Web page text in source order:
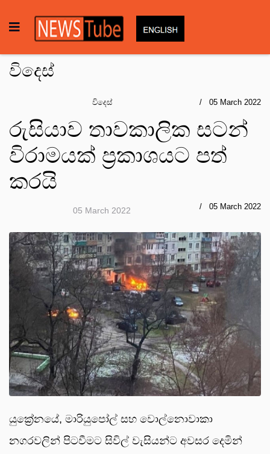
විදෙස්
විදෙස් 05 March 2022
රුසියාව තාවකාලික සටන්
විරාමයක් ප්‍රකාශයට පත්
කරයි
05 March 2022 05 March 2022
යුක්‍රේනයේ, මාරියුපෝල් සහ වොල්නොවාකා
නගරවලින් පිටවීමට සිවිල් වැසියන්ට අවසර දෙමින්